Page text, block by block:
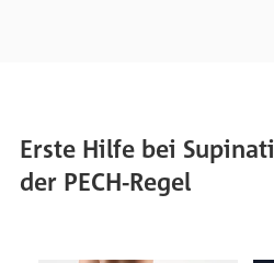
Erste Hilfe bei
der PECH-Regel